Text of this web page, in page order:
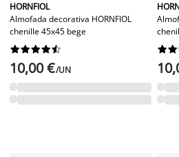
HORNFIOL
Almofada decorativa HORNFIOL
chenille 45x45 bege






10,00 €/UN


